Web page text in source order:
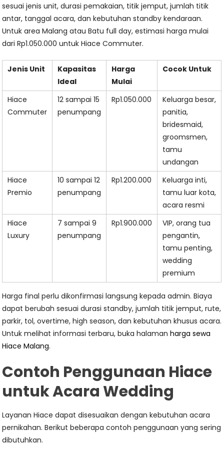
sesuai jenis unit, durasi pemakaian, titik jemput, jumlah titik
antar, tanggal acara, dan kebutuhan standby kendaraan.
Untuk area Malang atau Batu full day, estimasi harga mulai
dari Rp1.050.000 untuk Hiace Commuter.
Jenis Unit
Kapasitas
Ideal
Harga
Mulai
Cocok Untuk
Hiace
Commuter
12 sampai 15
penumpang
Rp1.050.000
Keluarga besar,
panitia,
bridesmaid,
groomsmen,
tamu
undangan
Hiace
Premio
10 sampai 12
penumpang
Rp1.200.000
Keluarga inti,
tamu luar kota,
acara resmi
Hiace
Luxury
7 sampai 9
penumpang
Rp1.900.000
VIP, orang tua
pengantin,
tamu penting,
wedding
premium
Harga final perlu dikonfirmasi langsung kepada admin. Biaya
dapat berubah sesuai durasi standby, jumlah titik jemput, rute,
parkir, tol, overtime, high season, dan kebutuhan khusus acara.
Untuk melihat informasi terbaru, buka halamanharga sewa
Hiace Malang.
Contoh Penggunaan Hiace
untuk Acara Wedding
Layanan Hiace dapat disesuaikan dengan kebutuhan acara
pernikahan. Berikut beberapa contoh penggunaan yang sering
dibutuhkan.